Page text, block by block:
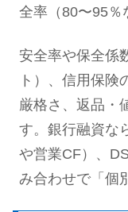
全率（80〜95％
安全率や保全係
ト）、信用保
厳格さ、返品・
す。銀行融資な
や営業CF）、
み合わせで「個